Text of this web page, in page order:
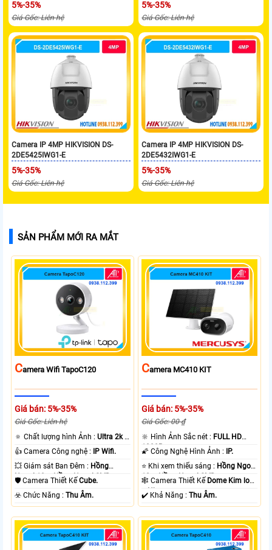
5%-35%
Giá Gốc: Liên hệ
5%-35%
Giá Gốc: Liên hệ
Camera IP 4MP HIKVISION DS-
2DE5425IWG1-E
5%-35%
Giá Gốc: Liên hệ
Camera IP 4MP HIKVISION DS-
2DE5432IWG1-E
5%-35%
Giá Gốc: Liên hệ
SẢN PHẨM MỚI RA MẮT
CAmera Wifi TapoC120
Giá bán: 5%-35%
Giá Gốc: Liên hệ
🔅 Chất lượng hình Ảnh :Ultra 2k +
.
👍 Camera Công nghệ :
IP Wifi.
💥 Giám sát Ban Đêm : Hồng
Ngoại 10m Hồng Ngoại SMD.
🛡 Camera Thiết KếCube.
️☣️ Chức Năng :Thu Âm.
CAmera MC410 KIT
Giá bán: 5%-35%
Giá Gốc: 00 ₫
🔆 Hình Ảnh Sắc nét : FULL HD
1080P .
🌠 Công Nghệ Hình Ảnh :
IP.
⭐ Khi xem thiếu sáng : Hồng Ngoại
10m Hồng Ngoại SMD.
🕸️ Camera Thiết Kế Dome Kim loại
+ Nhựa.
️✔️ Khả Năng :Thu Âm.